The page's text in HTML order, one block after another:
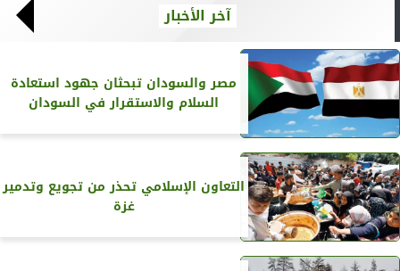
آخر الأخبار
مصر والسودان تبحثان جهود استعادة
السلام والاستقرار في السودان
التعاون الإسلامي تحذر من تجويع وتدمير
غزة